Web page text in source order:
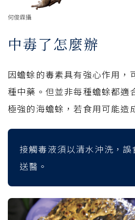
何俊霖攝
中毒了怎麼辦
因蟾蜍的毒素具有強心作用，
種中藥。但並非每種蟾蜍都適
極強的海蟾蜍，若食用可能造
接觸毒液須以清水沖洗，
送醫。